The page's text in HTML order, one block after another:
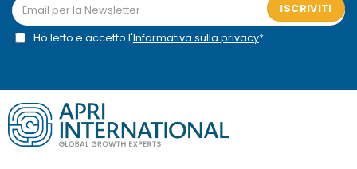
ISCRIVITI
Ho letto e accetto l'Informativa sulla privacy*